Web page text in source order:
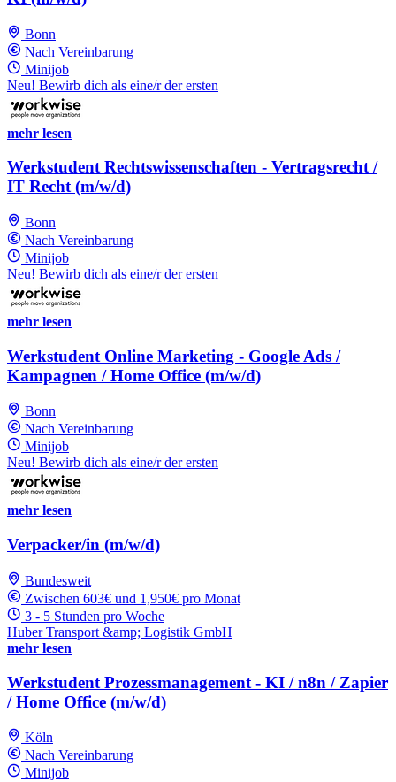
Bonn
Nach Vereinbarung
Minijob
Neu! Bewirb dich als eine/r der ersten
mehr lesen
Werkstudent Rechtswissenschaften - Vertragsrecht /
IT Recht (m/w/d)
Bonn
Nach Vereinbarung
Minijob
Neu! Bewirb dich als eine/r der ersten
mehr lesen
Werkstudent Online Marketing - Google Ads /
Kampagnen / Home Office (m/w/d)
Bonn
Nach Vereinbarung
Minijob
Neu! Bewirb dich als eine/r der ersten
mehr lesen
Verpacker/in (m/w/d)
Bundesweit
Zwischen 603€ und 1,950€ pro Monat
3 - 5 Stunden pro Woche
Huber Transport &amp; Logistik GmbH
mehr lesen
Werkstudent Prozessmanagement - KI / n8n / Zapier
/ Home Office (m/w/d)
Köln
Nach Vereinbarung
Minijob